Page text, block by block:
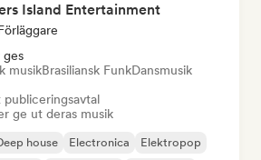
Island Entertainment
ges
musikBrasiliansk FunkDansmusik
ge ut deras musik
house Electronica
Elektropop